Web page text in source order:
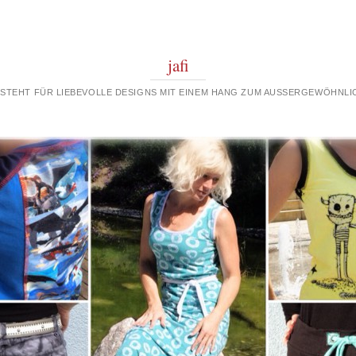
jafi
FÜR LIEBEVOLLE DESIGNS MIT EINEM HANG ZUM